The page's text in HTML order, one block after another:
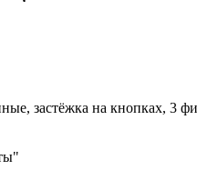
застёжка на кнопках, 3